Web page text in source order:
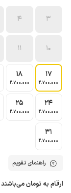
3
4
10
11
17
2٬700٬000
18
2٬700٬000
24
2٬700٬000
25
2٬700٬000
31
2٬700٬000
راهنمای تقویم
ارقام به تومان می‌باشند